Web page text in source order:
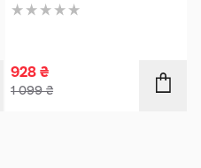
928 ₴
1 099₴